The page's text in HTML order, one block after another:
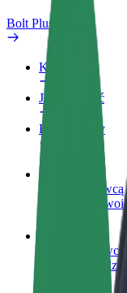
Bolt Plus
Korzyści
Jak dołączyć
Baza wiedzy
Zostań kierowcą
Zarabiaj na
Zostań dostawcą
Dostarczaj